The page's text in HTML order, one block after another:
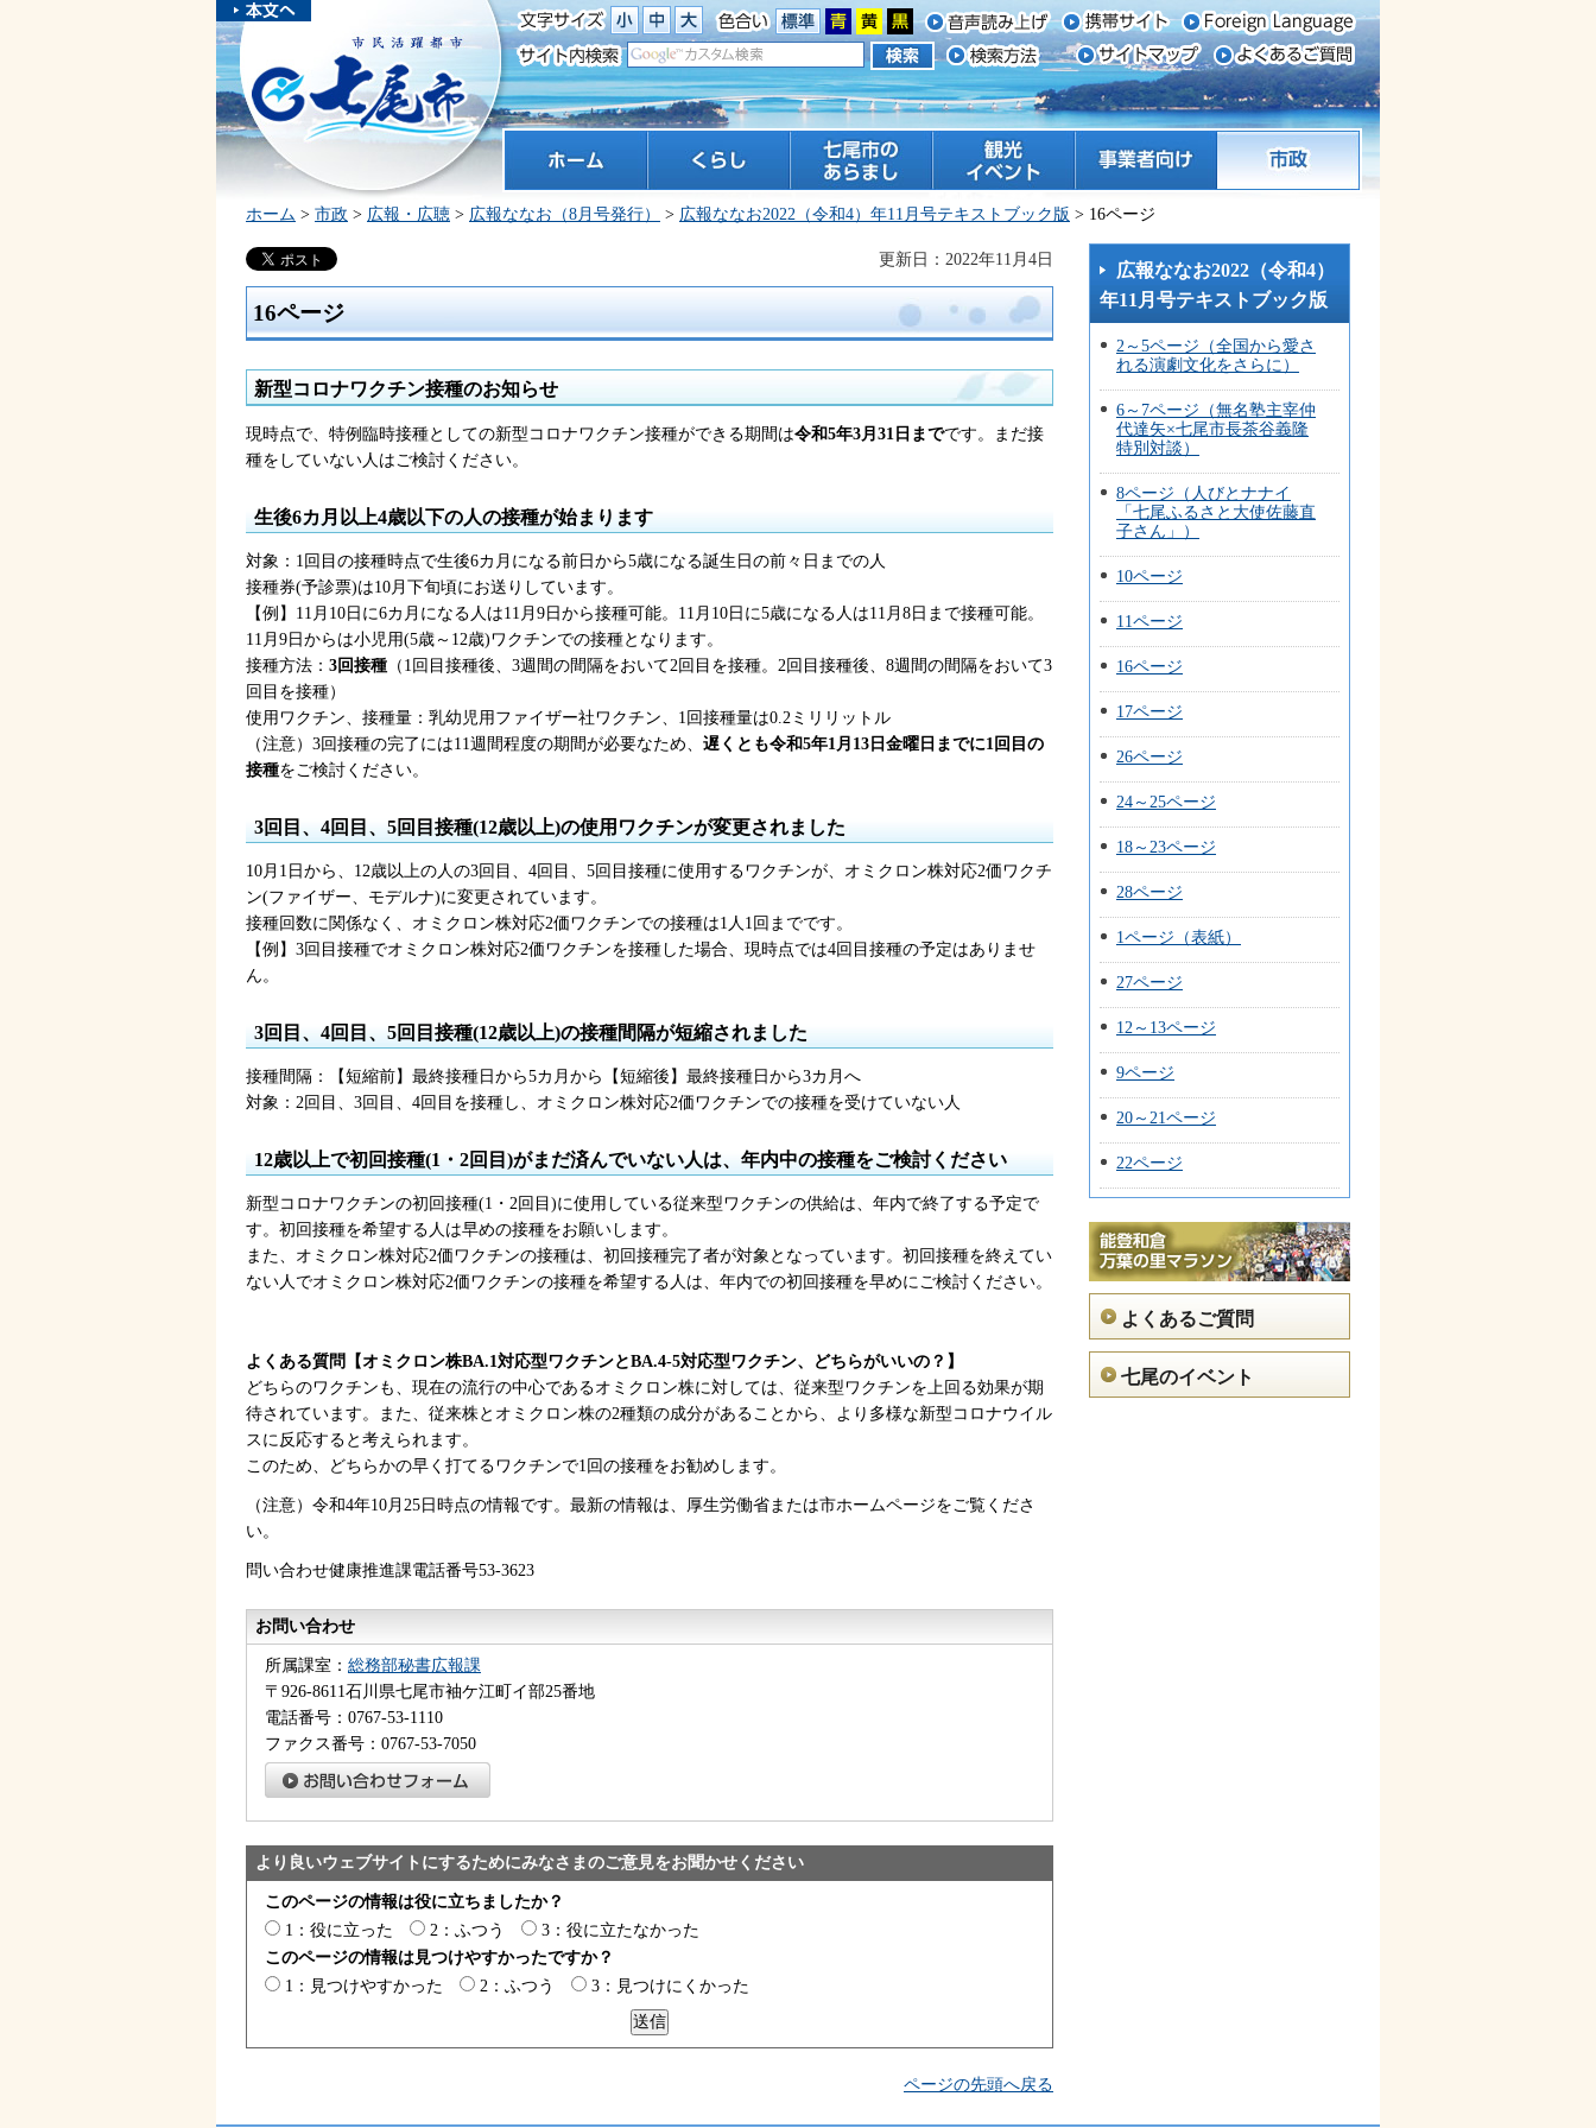
本文へスキ
ップしま
す。
市民活躍都市 七尾市
七尾市のあらまし 観光 イベント 市政
ホーム > 市政 > 広報・広聴 > 広報ななお（8月号発行） > 広報ななお2022（令和4）年11月号テキストブック版 > 16ページ
更新日：2022年11月4日
16ページ
新型コロナワクチン接種のお知らせ
現時点で、特例臨時接種としての新型コロナワクチン接種ができる期間は令和5年3月31日までです。まだ接
種をしていない人はご検討ください。
生後6カ月以上4歳以下の人の接種が始まります
対象：1回目の接種時点で生後6カ月になる前日から5歳になる誕生日の前々日までの人
接種券(予診票)は10月下旬頃にお送りしています。
【例】11月10日に6カ月になる人は11月9日から接種可能。11月10日に5歳になる人は11月8日まで接種可能。
11月9日からは小児用(5歳～12歳)ワクチンでの接種となります。
接種方法： 3回接種 （1回目接種後、3週間の間隔をおいて2回目を接種。2回目接種後、8週間の間隔をおいて3
回目を接種）
使用ワクチン、接種量：乳幼児用ファイザー社ワクチン、1回接種量は0.2ミリリットル
（注意）3回接種の完了には11週間程度の期間が必要なため、 遅くとも令和5年1月13日金曜日までに1回目の
接種をご検討ください。
3回目、4回目、5回目接種(12歳以上)の使用ワクチンが変更されました
10月1日から、12歳以上の人の3回目、4回目、5回目接種に使用するワクチンが、オミクロン株対応2価ワクチ
ン(ファイザー、モデルナ)に変更されています。
接種回数に関係なく、オミクロン株対応2価ワクチンでの接種は1人1回までです。
【例】3回目接種でオミクロン株対応2価ワクチンを接種した場合、現時点では4回目接種の予定はありませ
ん。
3回目、4回目、5回目接種(12歳以上)の接種間隔が短縮されました
接種間隔：【短縮前】最終接種日から5カ月から【短縮後】最終接種日から3カ月へ
対象：2回目、3回目、4回目を接種し、オミクロン株対応2価ワクチンでの接種を受けていない人
12歳以上で初回接種(1・2回目)がまだ済んでいない人は、年内中の接種をご検討ください
新型コロナワクチンの初回接種(1・2回目)に使用している従来型ワクチンの供給は、年内で終了する予定で
す。初回接種を希望する人は早めの接種をお願いします。
また、オミクロン株対応2価ワクチンの接種は、初回接種完了者が対象となっています。初回接種を終えてい
ない人でオミクロン株対応2価ワクチンの接種を希望する人は、年内での初回接種を早めにご検討ください。
よくある質問【オミクロン株BA.1対応型ワクチンとBA.4-5対応型ワクチン、どちらがいいの？】
どちらのワクチンも、現在の流行の中心であるオミクロン株に対しては、従来型ワクチンを上回る効果が期
待されています。また、従来株とオミクロン株の2種類の成分があることから、より多様な新型コロナウイル
スに反応すると考えられます。
このため、どちらかの早く打てるワクチンで1回の接種をお勧めします。
（注意）令和4年10月25日時点の情報です。最新の情報は、厚生労働省または市ホームページをご覧くださ
い。
問い合わせ健康推進課電話番号53-3623
お問い合わせ
所属課室： 総務部秘書広報課
〒926-8611石川県七尾市袖ケ江町イ部25番地
電話番号：0767-53-1110
ファクス番号：0767-53-7050
より良いウェブサイトにするためにみなさまのご意見をお聞かせください
このページの情報は役に立ちましたか？
1：役に立った
2：ふつう
3：役に立たなかった
このページの情報は見つけやすかったですか？
1：見つけやすかった
2：ふつう 3：見つけにくかった
ページの先頭へ戻る
広報ななお2022（令和4）
年11月号テキストブック版
2～5ページ（全国から愛さ
れる演劇文化をさらに）
6～7ページ（無名塾主宰仲
代達矢×七尾市長茶谷義隆
特別対談）
8ページ（人びとナナイ
「七尾ふるさと大使佐藤直
子さん」）
10ページ
11ページ
16ページ
17ページ
26ページ
24～25ページ
18～23ページ
28ページ
1ページ（表紙）
27ページ
12～13ページ
9ページ
20～21ページ
22ページ
よくあるご質問
七尾のイベント